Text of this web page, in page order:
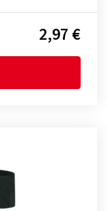
2,97 €